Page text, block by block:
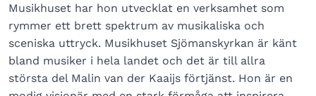
Musikhuset har hon utvecklat en verksamhet som
rymmer ett brett spektrum av musikaliska och
sceniska uttryck. Musikhuset Sjömanskyrkan är känt
bland musiker i hela landet och det är till allra
största del Malin van der Kaaijs förtjänst. Hon är en